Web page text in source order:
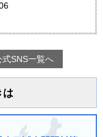
式SNS一覧へ
は